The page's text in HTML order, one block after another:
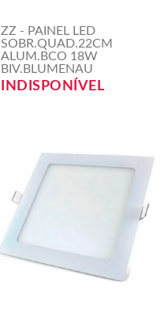
ZZ - PAINEL LED
SOBR.QUAD.22CM
ALUM.BCO 18W
BIV.BLUMENAU
INDISPONÍVEL